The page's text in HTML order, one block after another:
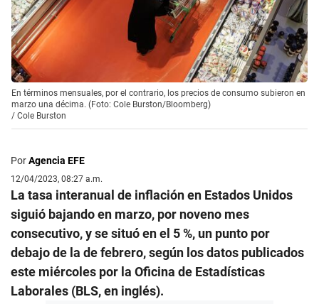
En términos mensuales, por el contrario, los precios de consumo subieron en
marzo una décima. (Foto: Cole Burston/Bloomberg)
/ Cole Burston
PorAgencia EFE
12/04/2023, 08:27 a.m.
La tasa interanual de inflación en Estados Unidos
siguió bajando en marzo, por noveno mes
consecutivo, y se situó en el 5 %, un punto por
debajo de la de febrero, según los datos publicados
este miércoles por la Oficina de Estadísticas
Laborales (BLS, en inglés).